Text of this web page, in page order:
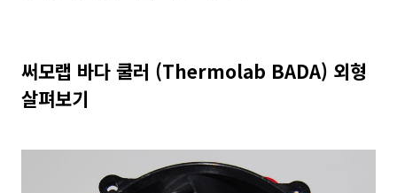
써모랩 바다 쿨러 (Thermolab BADA) 외형
살펴보기